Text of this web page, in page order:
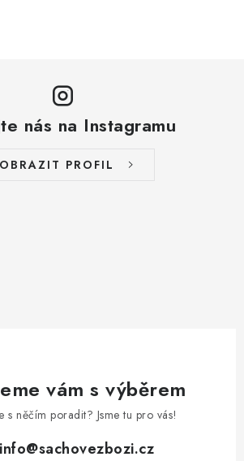
nás na Instagramu
PROFIL
vám s výběrem
s něčím poradit? Jsme tu pro vás!
info@sachovezbozi.cz